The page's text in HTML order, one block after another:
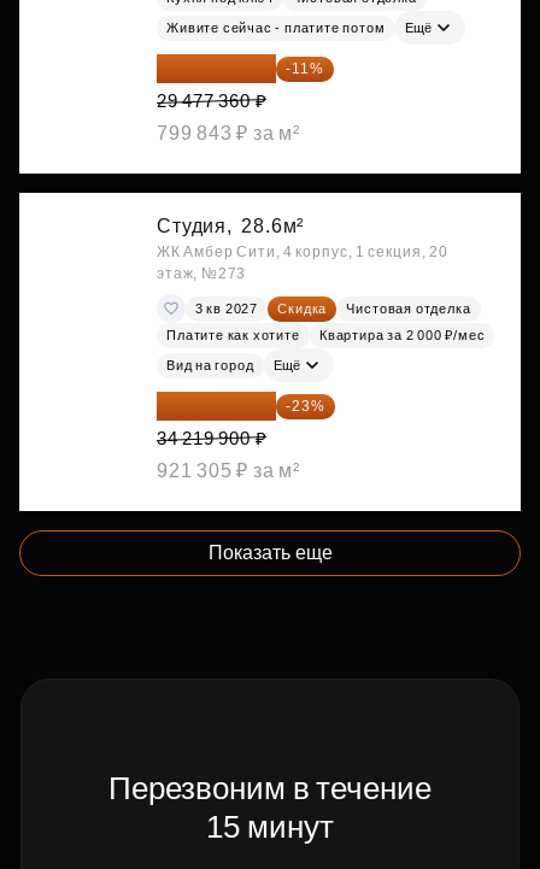
Живите сейчас - платите потом Ещё
26 234 850 ₽ -11%
29 477 360 ₽
799 843 ₽ за м²
Студия, 28.6м²
ЖК Амбер Сити, 4 корпус, 1 секция, 20
этаж, №273
3 кв 2027 Скидка
Чистовая отделка
Платите как хотите
Квартира за 2 000 ₽/мес
Вид на город Ещё
26 349 323 ₽ -23%
34 219 900 ₽
921 305 ₽ за м²
Показать еще
Перезвоним в течение
15 минут